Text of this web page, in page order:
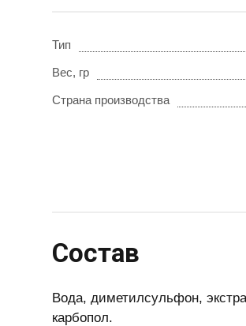
Тип
Вес, гр
Страна производства
Состав
Вода, диметилсульфон,
карбопол.